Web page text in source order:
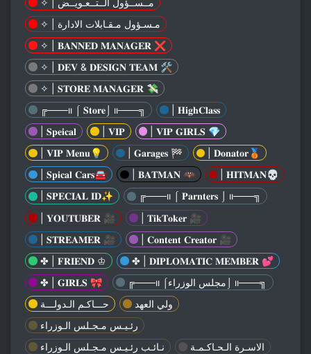
✧ | مـسـؤول مـقـابلات الادارة
✧ | 𝐁𝐀𝐍𝐍𝐄𝐃 𝐌𝐀𝐍𝐀𝐆𝐄𝐑 ❌
✧ | 𝐃𝐄𝐕 & 𝐃𝐄𝐒𝐈𝐆𝐍 𝐓𝐄𝐀𝐌 🛠
✧ | 𝐒𝐓𝐎𝐑𝐄 𝐌𝐀𝐍𝐀𝐆𝐄𝐑 💸
╔───ıı ⌠ 𝐒𝐭𝐨𝐫𝐞⌡ ıı───╗
| 𝐇𝐢𝐠𝐡𝐂𝐥𝐚𝐬𝐬
| 𝐒𝐩𝐞𝐢𝐜𝐚𝐥
| 𝐕𝐈𝐏
| 𝐕𝐈𝐏 𝐆𝐈𝐑𝐋𝐒 💎
| 𝐕𝐈𝐏 𝐌𝐞𝐧𝐮💡
| 𝐆𝐚𝐫𝐚𝐠𝐞𝐬 🏁
| 𝐃𝐨𝐧𝐚𝐭𝐨𝐫🥉
| 𝐒𝐩𝐢𝐜𝐚𝐥 𝐂𝐚𝐫𝐬🚘
| 𝐁𝐀𝐓𝐌𝐀𝐍 🦇
| 𝐇𝐈𝐓𝐌𝐀𝐍💀
| 𝐒𝐏𝐄𝐂𝐈𝐀𝐋 𝐈𝐃✨
╔───ıı ⌠ 𝐏𝐚𝐫𝐧𝐭𝐞𝐫𝐬 ⌡ ıı───╗
| 𝐘𝐎𝐔𝐓𝐔𝐁𝐄𝐑 🎥
| 𝐓𝐢𝐤𝐓𝐨𝐤𝐞𝐫 🎥
| 𝐒𝐓𝐑𝐄𝐀𝐌𝐄𝐑 🎥
| 𝐂𝐨𝐧𝐭𝐞𝐧𝐭 𝐂𝐫𝐞𝐚𝐭𝐨𝐫 🎥
✤ | 𝐅𝐑𝐈𝐄𝐍𝐃 ♔
✤ | 𝐃𝐈𝐏𝐋𝐎𝐌𝐀𝐓𝐈𝐂 𝐌𝐄𝐌𝐁𝐄𝐑 💕
✤ | 𝐆𝐈𝐑𝐋𝐒 🎀
╔───ıı ⌠مجلس الوزراء⌡ ıı───╗
حـــاكـم الـدولـــة
ولي العهد
رئـيـس مـجـلس الـوزراء
نـائـب رئـيـس مـجـلس الـوزراء
الاسـرة الـحـاكـمـة